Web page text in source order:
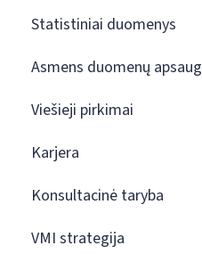
Statistiniai duomenys
Asmens duomenų
Viešieji pirkimai
Karjera
Konsultacinė taryba
VMI strategija